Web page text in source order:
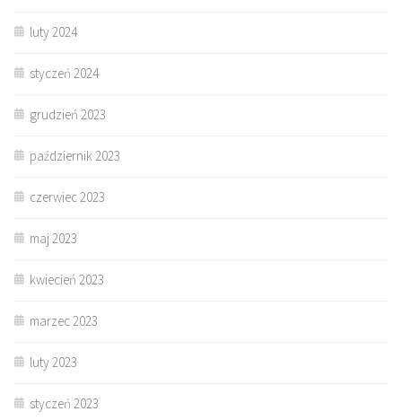
luty 2024
styczeń 2024
grudzień 2023
październik 2023
czerwiec 2023
maj 2023
kwiecień 2023
marzec 2023
luty 2023
styczeń 2023